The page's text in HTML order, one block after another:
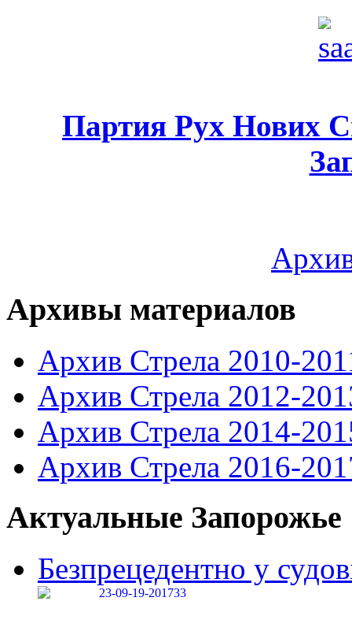
Партия Рух Нових
Архивы материалов
Архив Стрела 2010-
Архив Стрела 2012-
Архив Стрела 2014-
Архив Стрела 2016-
Актуальные Запорожье
Безпрецедентно у